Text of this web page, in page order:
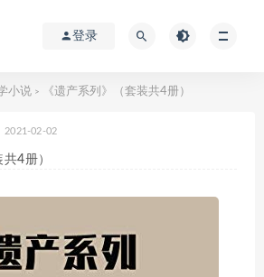
登录
小说 > 《遗产系列》（套装共4册）
2021-02-02
4册）